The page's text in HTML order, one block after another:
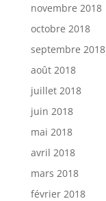
novembre 2018
octobre 2018
septembre 2018
août 2018
juillet 2018
juin 2018
mai 2018
avril 2018
mars 2018
février 2018